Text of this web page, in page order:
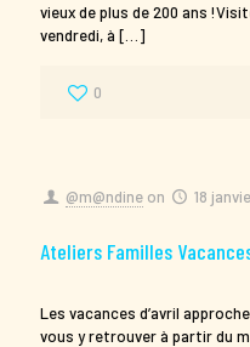
vieux de plus de 200 ans
vendredi, à […]
0
@m@ndine on 18
Ateliers Familles
Les vacances d’avril
vous y retrouver à partir du